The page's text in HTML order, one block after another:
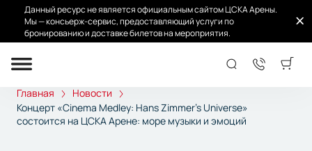
Данный ресурс не является официальным сайтом ЦСКА Арены.
Мы — консьерж-сервис, предоставляющий услуги по
бронированию и доставке билетов на мероприятия.
Главная
Новости
Концерт «Cinema Medley: Hans Zimmer's Universe»
состоится на ЦСКА Арене: море музыки и эмоций